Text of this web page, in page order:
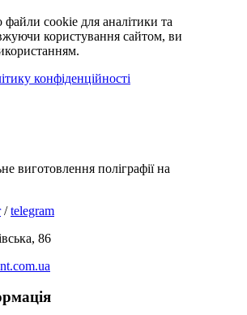
cookie для аналітики та
користування сайтом, ви
конфіденційності
виготовлення поліграфії на
/telegram
86